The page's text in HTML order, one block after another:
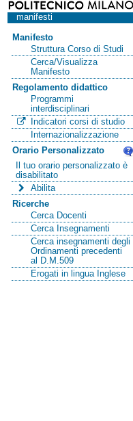
manifesti
Manifesto
Struttura Corso di Studi
Cerca/Visualizza
Manifesto
Regolamento didattico
Programmi
interdisciplinari
Indicatori corsi di studio
Internazionalizzazione
Orario Personalizzato
Il tuo orario personalizzato è
disabilitato
Abilita
Ricerche
Cerca Docenti
Cerca Insegnamenti
Cerca insegnamenti degli
Ordinamenti precedenti
al D.M.509
Erogati in lingua Inglese